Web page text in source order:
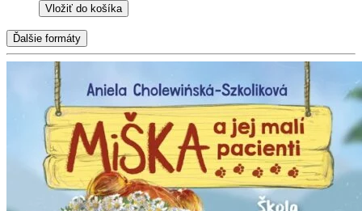
Vložiť do košíka
Ďalšie formáty